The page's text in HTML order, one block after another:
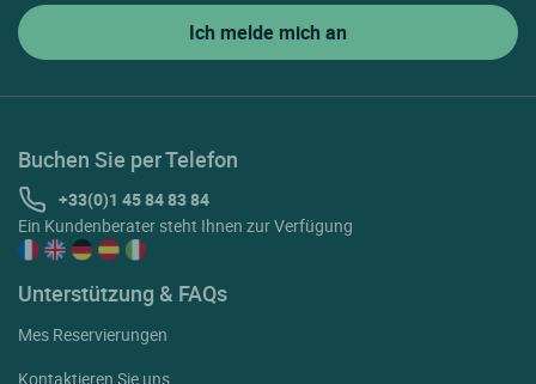
Buchen Sie per Telefon
+33(0)1 45 84 83 84
Ein Kundenberater steht Ihnen zur Verfügung
Unterstützung & FAQs
Mes Reservierungen
Kontaktieren Sie uns